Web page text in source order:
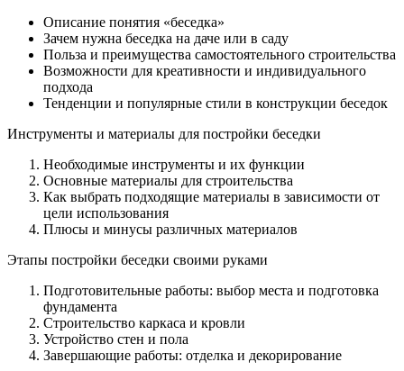
Описание понятия «беседка»
Зачем нужна беседка на даче или в саду
Польза и преимущества самостоятельного строительства
Возможности для креативности и индивидуального
подхода
Тенденции и популярные стили в конструкции беседок
Инструменты и материалы для постройки беседки
Необходимые инструменты и их функции
Основные материалы для строительства
Как выбрать подходящие материалы в зависимости от
цели использования
Плюсы и минусы различных материалов
Этапы постройки беседки своими руками
Подготовительные работы: выбор места и подготовка
фундамента
Строительство каркаса и кровли
Устройство стен и пола
Завершающие работы: отделка и декорирование